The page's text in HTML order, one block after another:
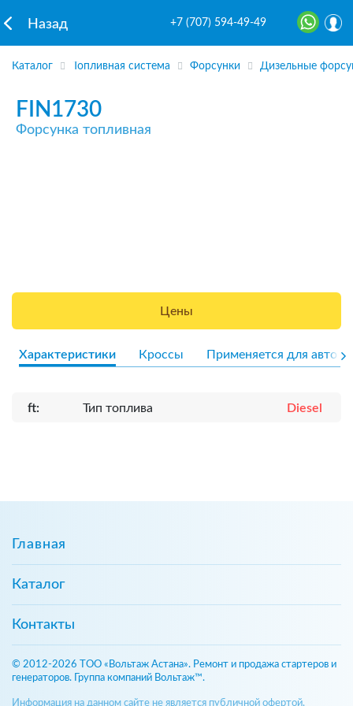
Назад +7 (707) 594-49-49
Каталог Топливная система Форсунки Дизельные
FIN1730
Форсунка топливная
Цены
Характеристики Кроссы Применяется для авто
ft: Тип топлива Diesel
Главная
Каталог
Контакты
© 2012-2026 ТОО «Вольтаж Астана». Ремонт и продажа стартеров и
генераторов. Группа компаний Вольтаж™.
Информация на данном сайте не является публичной офертой,